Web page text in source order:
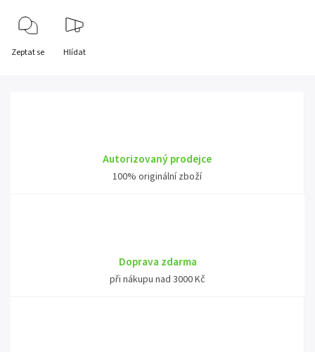
Zeptat se Hlídat
Autorizovaný prodejce
100% originální zboží
Doprava zdarma
při nákupu nad 3000 Kč